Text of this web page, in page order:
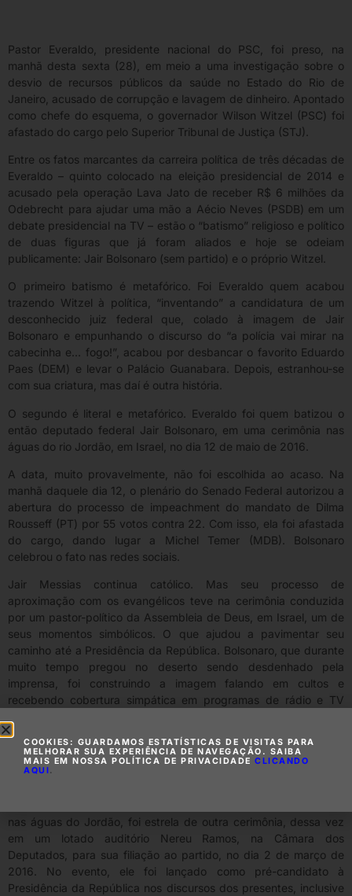
Pastor Everaldo, presidente nacional do PSC, foi preso, na
manhã desta sexta (28), em meio a uma investigação sobre o
desvio de recursos públicos da saúde no Estado do Rio de
Janeiro, acusado de corrupção e lavagem de dinheiro. Apontado
como chefe do esquema, o governador Wilson Witzel (PSC) foi
afastado do cargo pelo Superior Tribunal de Justiça (STJ).
Entre os fatos marcantes da carreira política de três décadas de
Everaldo – quinto colocado na eleição presidencial de 2014 e
acusado pela operação Lava Jato de receber R$ 6 milhões da
Odebrecht para ajudar uma mão a Aécio Neves (PSDB) em um
debate presidencial na TV – estão o “batismo” religioso e político
de duas figuras que já foram aliados e hoje se odeiam
publicamente: Jair Bolsonaro (sem partido) e o próprio Witzel.
O primeiro batismo é metafórico. Foi Everaldo quem acabou
trazendo Witzel à política, “inventando” a candidatura de um
desconhecido juiz federal que, colado à imagem de Jair
Bolsonaro e empunhando o discurso do “a polícia vai mirar na
cabecinha e… fogo!”, acabou por desbancar o favorito Eduardo
Paes (DEM) e levar o Palácio Guanabara. Depois, estranhou-se
com sua criatura, mas daí é outra história.
O segundo é literal e metafórico. Everaldo foi quem batizou o
então deputado federal Jair Bolsonaro, em uma cerimônia nas
águas do rio Jordão, em Israel, no dia 12 de maio de 2016.
A data, muito provavelmente, não foi escolhida ao acaso. Na
manhã daquele dia 12, o plenário do Senado Federal autorizou a
abertura do processo de impeachment do mandato de Dilma
Rousseff (PT) por 55 votos contra 22. Com isso, ela foi afastada
do cargo, dando lugar a Michel Temer (MDB). Bolsonaro
celebrou o fato nas redes sociais.
Jair Messias continua católico. Mas seu processo de
aproximação com os evangélicos teve na cerimônia conduzida
por um pastor-político da Assembleia de Deus, em Israel, um de
seus momentos simbólicos. O que ajudou a pavimentar seu
caminho até a Presidência da República. Bolsonaro, que durante
muito tempo pregou no deserto sendo desdenhado pela
imprensa, foi construindo a imagem falando em cultos e
recebendo cobertura simpática em programas de rádio e TV
Vale lembrar que sua esposa, Michelle “Por-que-Queiroz-
depositou-R$ 89 mil-na-sua-conta?” Bolsonaro é evangélica.
nas águas do Jordão, foi estrela de outra cerimônia, dessa vez
em um lotado auditório Nereu Ramos, na Câmara dos
Deputados, para sua filiação ao partido, no dia 2 de março de
2016. No evento, ele foi lançado como pré-candidato à
Presidência da República nos discursos dos presentes, inclusive
COOKIES: GUARDAMOS ESTATÍSTICAS DE VISITAS PARA
MELHORAR SUA EXPERIÊNCIA DE NAVEGAÇÃO. SAIBA
MAIS EM NOSSA POLÍTICA DE PRIVACIDADE CLICANDO
AQUI.